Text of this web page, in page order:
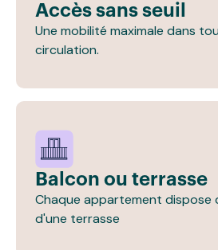
Accès sans seuil
Une mobilité maximale dans
circulation.
Balcon ou terrasse
Chaque appartement dispose
d'une terrasse